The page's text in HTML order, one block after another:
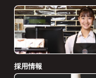
採用情報